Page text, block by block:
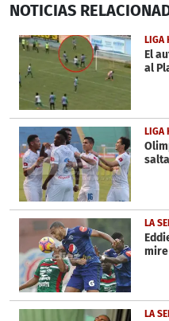
of
minute,
23
seconds
NOTICIAS
LIGA
El
al
LIGA
LA
mire
LA